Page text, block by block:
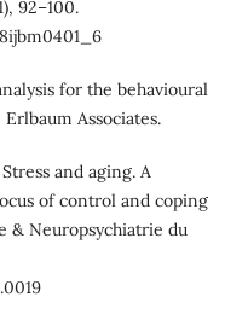
92–100.
for the behavioural
Associates.
and aging. A
of control and coping
& Neuropsychiatrie du